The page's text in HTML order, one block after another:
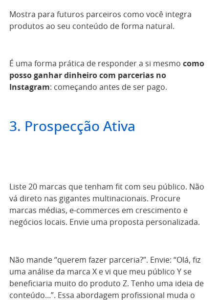
Mostra para futuros parceiros como você integra
produtos ao seu conteúdo de forma natural.
É uma forma prática de responder a si mesmo como
posso ganhar dinheiro com parcerias no
Instagram: começando antes de ser pago.
3. Prospecção Ativa
Liste 20 marcas que tenham fit com seu público. Não
vá direto nas gigantes multinacionais. Procure
marcas médias, e-commerces em crescimento e
negócios locais. Envie uma proposta personalizada.
Não mande “querem fazer parceria?”. Envie: “Olá, fiz
uma análise da marca X e vi que meu público Y se
beneficiaria muito do produto Z. Tenho uma ideia de
conteúdo…”. Essa abordagem profissional muda o